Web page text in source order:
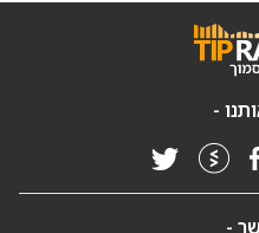
-
-